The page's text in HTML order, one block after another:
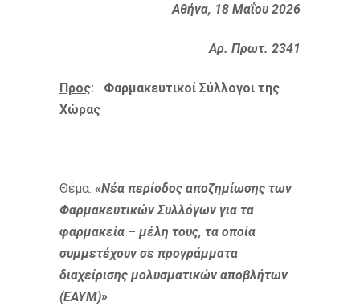
Αθήνα, 18 Μαΐου 2026
Αρ. Πρωτ. 2341
Προς: Φαρμακευτικοί Σύλλογοι της
Χώρας
Θέμα: «Νέα περίοδος αποζημίωσης των
Φαρμακευτικών Συλλόγων για τα
φαρμακεία – μέλη τους, τα οποία
συμμετέχουν σε προγράμματα
διαχείρισης μολυσματικών αποβλήτων
(ΕΑΥΜ)»